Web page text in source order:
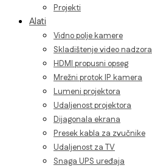
Projekti
Alati
Vidno polje kamere
Skladištenje video nadzora
HDMI propusni opseg
Mrežni protok IP kamera
Lumeni projektora
Udaljenost projektora
Dijagonala ekrana
Presek kabla za zvučnike
Udaljenost za TV
Snaga UPS uređaja